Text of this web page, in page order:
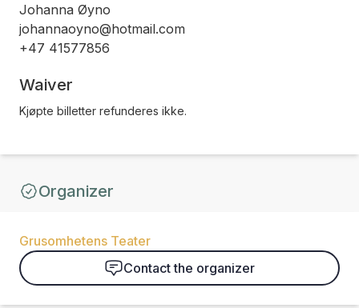
Johanna Øyno
johannaoyno@hotmail.com
+47 41577856
Waiver
Kjøpte billetter refunderes ikke.
Organizer
Grusomhetens Teater
Contact the organizer